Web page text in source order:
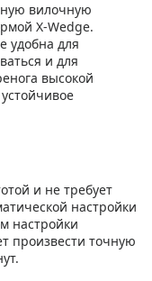
вилочную
X-Wedge.
удобна для
и для
высокой
и не требует
настройки
настройки
произвести точную